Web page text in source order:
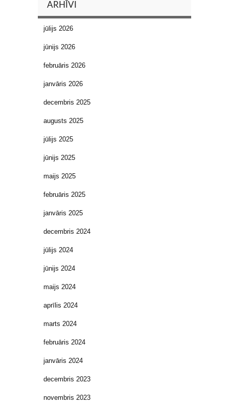
ARHĪVI
jūlijs 2026
jūnijs 2026
februāris 2026
janvāris 2026
decembris 2025
augusts 2025
jūlijs 2025
jūnijs 2025
maijs 2025
februāris 2025
janvāris 2025
decembris 2024
jūlijs 2024
jūnijs 2024
maijs 2024
aprīlis 2024
marts 2024
februāris 2024
janvāris 2024
decembris 2023
novembris 2023